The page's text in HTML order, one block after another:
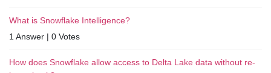
What is Snowflake Intelligence?
1 Answer | 0 Votes
How does Snowflake allow access to Delta Lake data without re-